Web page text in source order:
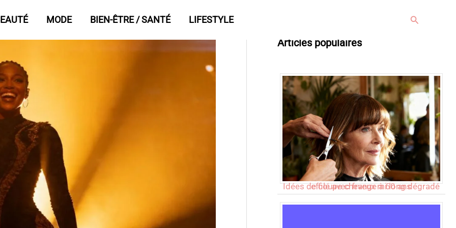
MODE BIEN-ÊTRE / SANTÉ LIFESTYLE Rechercher
Articles populaires
Idées de coupe cheveux mi long dégradé effilé avec frange à 60 ans